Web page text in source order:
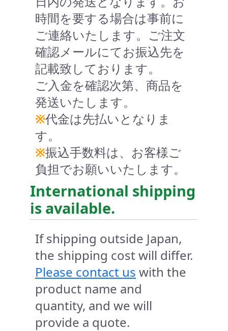
時間を要する場合は事前に
ご連絡いたします。ご注文
確認メールにてお振込先を
記載致しております。
ご入金を確認次第、商品を
発送いたします。
※代金は先払いとなりま
す。
※振込手数料は、お客様ご
負担でお願いいたします。
International shipping
is available.
If shipping outside Japan,
the shipping cost will differ.
Please contact us with the
product name and
quantity, and we will
provide a quote.